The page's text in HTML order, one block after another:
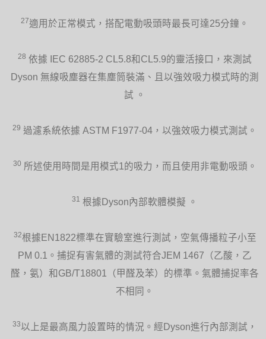
27適用於正常模式，搭配電動吸頭時最長可達25分鐘。
28 依據 IEC 62885-2 CL5.8和CL5.9的靈活接口，來測試
Dyson 無線吸塵器在集塵筒裝滿、且以強效吸力模式時的測
試 。
29 過濾系統依據 ASTM F1977-04，以強效吸力模式測試。
30 所述使用時間是用模式1的吸力，而且使用非電動吸頭。
31 根據Dyson內部軟體模擬 。
32根據EN1822標準在實驗室進行測試，空氣傳播粒子小至
PM 0.1。捕捉有害氣體的測試符合JEM 1467（乙酸，乙
醛，氨）和GB/T18801（甲醛及苯）的標準。氣體捕捉率各
不相同。
33以上是最高風力設置時的情況。經Dyson進行內部測試，